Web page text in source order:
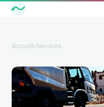
Accueil›Services